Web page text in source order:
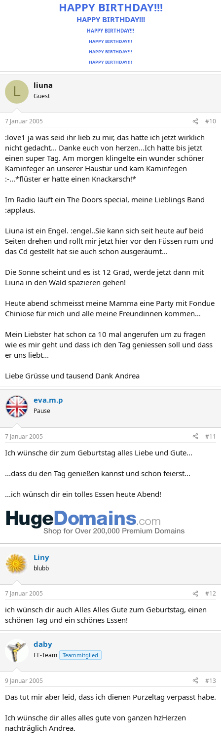
HAPPY BIRTHDAY!!!
HAPPY BIRTHDAY!!!
HAPPY BIRTHDAY!!!
HAPPY BIRTHDAY!!!
HAPPY BIRTHDAY!!!
HAPPY BIRTHDAY!!!
L liuna
Guest
7 Januar 2005 #10
:love1 ja was seid ihr lieb zu mir, das hätte ich jetzt wirklich
nicht gedacht... Danke euch von herzen...Ich hatte bis jetzt
einen super Tag. Am morgen klingelte ein wunder schöner
Kaminfeger an unserer Haustür und kam Kaminfegen
:-...*flüster er hatte einen Knackarsch!*
Im Radio läuft ein The Doors special, meine Lieblings Band
:applaus.
Liuna ist ein Engel. :engel..Sie kann sich seit heute auf beid
Seiten drehen und rollt mir jetzt hier vor den Füssen rum und
das Cd gestellt hat sie auch schon ausgeräumt...
Die Sonne scheint und es ist 12 Grad, werde jetzt dann mit
Liuna in den Wald spazieren gehen!
Heute abend schmeisst meine Mamma eine Party mit Fondue
Chiniose für mich und alle meine Freundinnen kommen...
Mein Liebster hat schon ca 10 mal angerufen um zu fragen
wie es mir geht und dass ich den Tag geniessen soll und dass
er uns liebt...
Liebe Grüsse und tausend Dank Andrea
eva.m.p
Pause
7 Januar 2005 #11
Ich wünsche dir zum Geburtstag alles Liebe und Gute...
...dass du den Tag genießen kannst und schön feierst...
...ich wünsch dir ein tolles Essen heute Abend!
Liny
blubb
7 Januar 2005 #12
ich wünsch dir auch Alles Alles Gute zum Geburtstag, einen
schönen Tag und ein schönes Essen!
daby
EF-Team Teammitglied
9 Januar 2005 #13
Das tut mir aber leid, dass ich dienen Purzeltag verpasst habe.
Ich wünsche dir alles alles gute von ganzen hzHerzen
nachträglich Andrea.